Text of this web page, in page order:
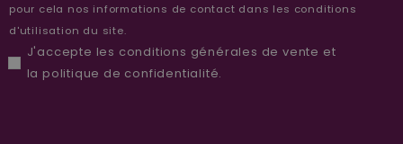
pour cela nos informations de contact dans les conditions
d'utilisation du site.
J'accepte les conditions générales de vente et
la politique de confidentialité.